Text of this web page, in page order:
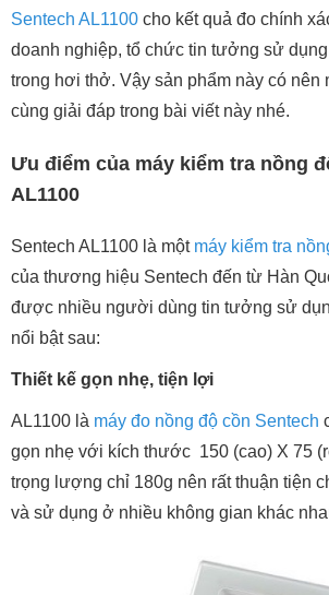
Sentech AL1100 cho kết quả đo chính
doanh nghiệp, tổ chức tin tưởng sử
trong hơi thở. Vậy sản phẩm này có nên
cùng giải đáp trong bài viết này nhé.
Ưu điểm của máy kiểm tra nồng
AL1100
Sentech AL1100 là một máy kiểm tra
của thương hiệu Sentech đến từ Hàn
được nhiều người dùng tin tưởng sử
nổi bật sau:
Thiết kế gọn nhẹ, tiện lợi
AL1100 là máy đo nồng độ cồn Sentech
gọn nhẹ với kích thước 150 (cao) X 75
trọng lượng chỉ 180g nên rất thuận tiện
và sử dụng ở nhiều không gian khác